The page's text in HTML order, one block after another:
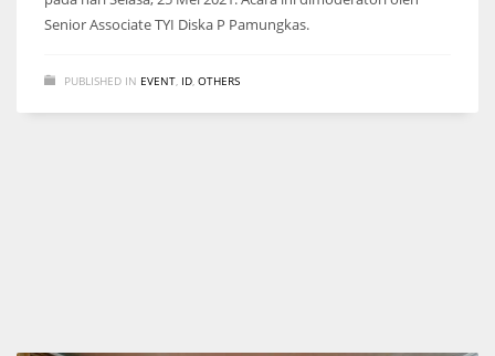
Senior Associate TYI Diska P Pamungkas.
PUBLISHED IN EVENT ID OTHERS